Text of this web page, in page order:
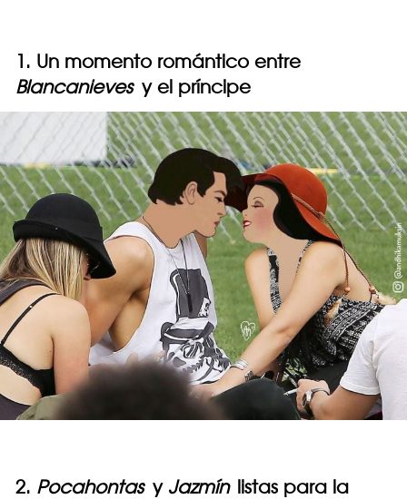
1. Un momento romántico entre
Blancanieves y el príncipe
2. Pocahontas y Jazmín listas para la